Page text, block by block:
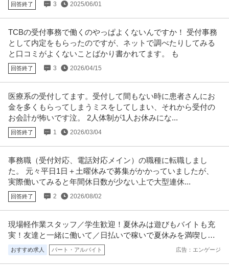
回答終了 3 2025/06/01
TCBの受付事務で働くのやっぱよくないんですか！ 受付事務
として内定をもらったのですが、ネットで調べたりしてみる
と口コミがよくないことばかり書かれてます。 も
回答終了 3 2026/04/15
医療系の受付してます。受付して間もない時に患者さんにお
金を多くもらってしまうミスをしてしまい、それから受付の
お会計が怖いです泣。 2人体制が1人お休みにな...
回答終了 1 2026/03/04
事務職（受付対応、電話対応メイン）の職種に転職しまし
た。 元々平日1日＋土曜休みで募集がかかっていましたが、
実際働いてみると年間休日数が少ない上で大型連休...
回答終了 2 2026/08/02
現場軽作業スタッフ／学生歓迎！夏休みは遊びもバイトも充
実！友達と一緒に働いて／日払いで稼いで夏休みを満喫しよ
う！
おすすめ求人 パート・アルバイト 広告：エンゲージ